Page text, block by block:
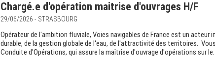
Chargé.e d'opération maitrise d'ouvrages H/F
29/06/2026 - STRASBOURG
Opérateur de l'ambition fluviale, Voies navigables de France est un acteur
durable, de la gestion globale de l'eau, de l'attractivité des territoires.
Conduite d'Opérations, qui assure la maîtrise d'ouvrage d'opérations sur